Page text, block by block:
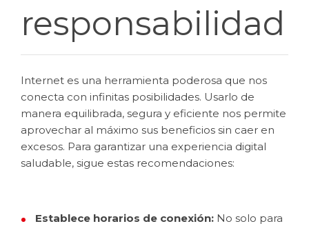
responsabilidad
Internet es una herramienta poderosa que nos
conecta con infinitas posibilidades. Usarlo de
manera equilibrada, segura y eficiente nos permite
aprovechar al máximo sus beneficios sin caer en
excesos. Para garantizar una experiencia digital
saludable, sigue estas recomendaciones:
Establece horarios de conexión: No solo para